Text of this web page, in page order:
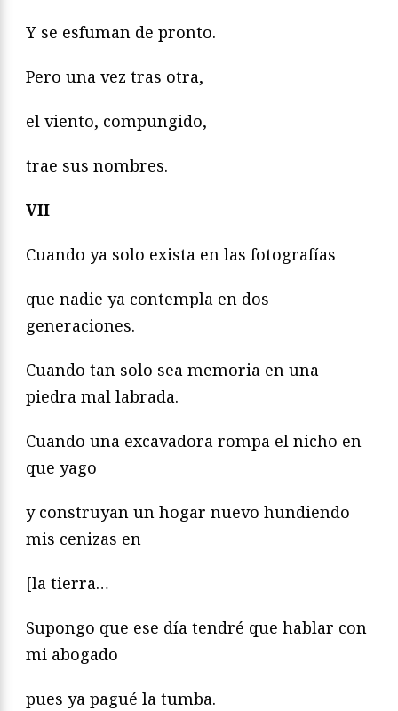
Y se esfuman de pronto.
Pero una vez tras otra,
el viento, compungido,
trae sus nombres.
VII
Cuando ya solo exista en las fotografías
que nadie ya contempla en dos
generaciones.
Cuando tan solo sea memoria en una
piedra mal labrada.
Cuando una excavadora rompa el nicho en
que yago
y construyan un hogar nuevo hundiendo
mis cenizas en
[la tierra…
Supongo que ese día tendré que hablar con
mi abogado
pues ya pagué la tumba.